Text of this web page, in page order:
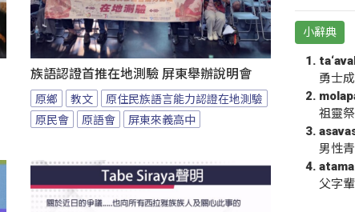
族語認證首推在地測驗 屏東舉辦說明會
原鄉 教文
原住民族語言能力認證在地測驗
原民會
原語會 屏東來義高中
小辭典
勇士
祖靈祭
男性
父字